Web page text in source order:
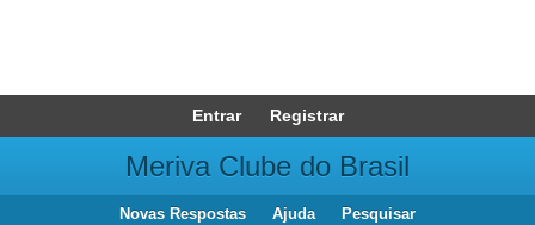
Entrar Registrar
Meriva Clube do Brasil
Novas Respostas Ajuda Pesquisar